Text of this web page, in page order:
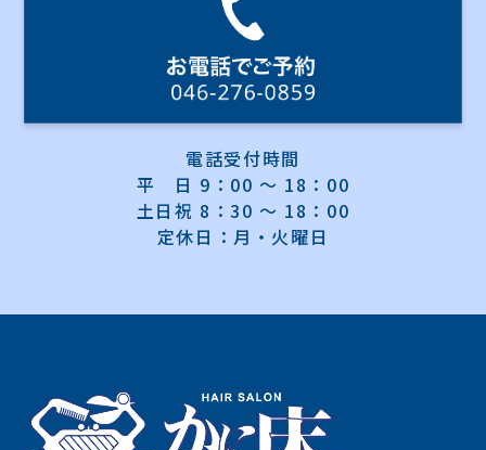
電話受付時間
平 日 9：00 ～ 18：00
土日祝 8：30 ～ 18：00
定休日：月・火曜日